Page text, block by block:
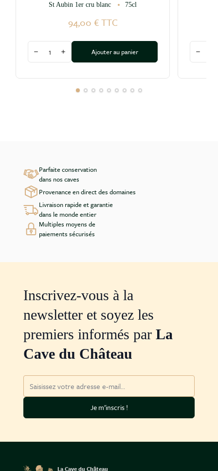
St Aubin 1er cru blanc 75cl
94,00 €TTC
Diminuer la quantité
Augmenter la quantité
Ajouter au panier
Parfaite conservation
dans nos caves
Provenance en direct des domaines
Livraison rapide et garantie
dans le monde entier
Multiples moyens de
paiements sécurisés
Inscrivez-vous à la
newsletter et soyez les
premiers informés par La
Cave du Château
Je m’inscris !
La Cave du Château